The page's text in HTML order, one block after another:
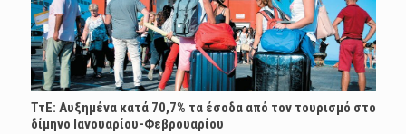
ΤτΕ: Αυξημένα κατά 70,7% τα έσοδα από τον τουρισμό στο
δίμηνο Ιανουαρίου-Φεβρουαρίου